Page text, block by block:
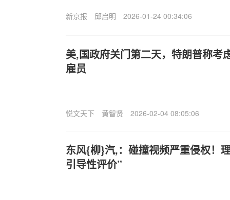
新京报 邱启明 2026-01-24 00:34:06
美,国政府关门第二天，特朗普称考
雇员
悦文天下 黄智贤 2026-02-04 08:05:06
东风{柳}汽,：碰撞视频严重侵权！
引导性评价”